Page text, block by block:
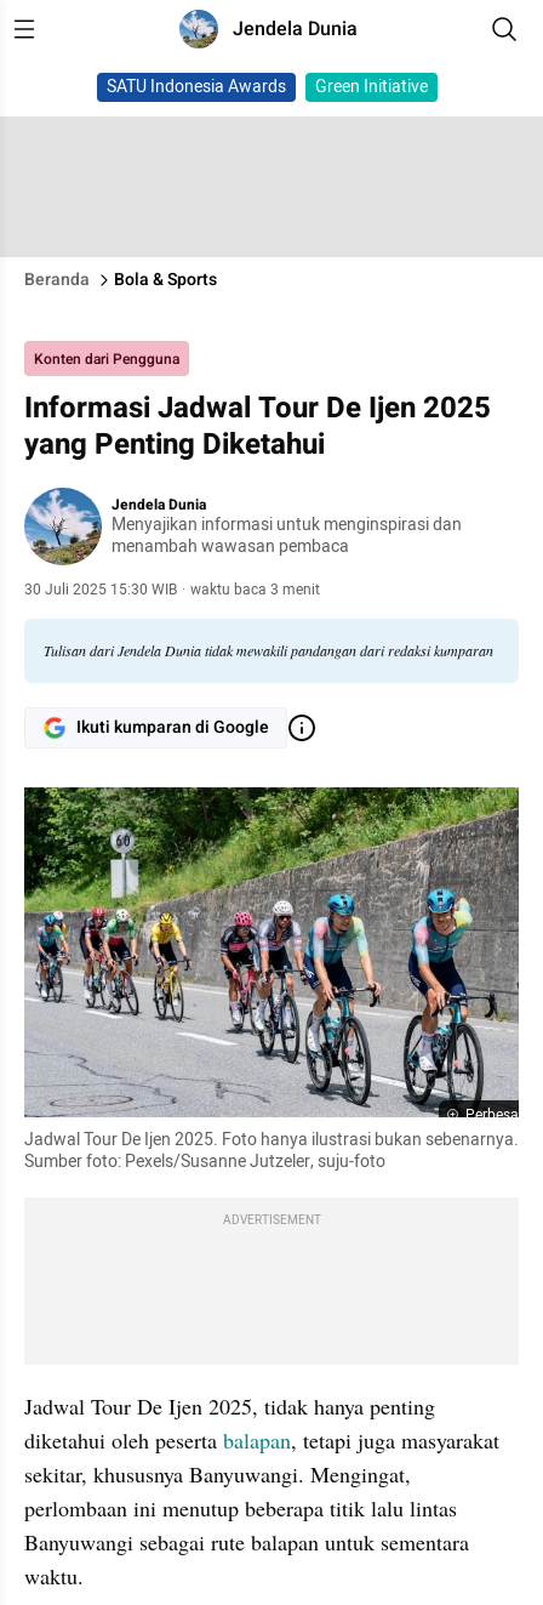
Jendela Dunia
SATU Indonesia Awards Green Initiative
Beranda Bola & Sports
Konten dari Pengguna
Informasi Jadwal Tour De Ijen 2025
yang Penting Diketahui
Jendela Dunia
Menyajikan informasi untuk menginspirasi dan
menambah wawasan pembaca
30 Juli 2025 15:30 WIB · waktu baca 3 menit
Tulisan dari Jendela Dunia tidak mewakili pandangan dari redaksi kumparan
Ikuti kumparan di Google
Perbesar
Jadwal Tour De Ijen 2025. Foto hanya ilustrasi bukan sebenarnya.
Sumber foto: Pexels/Susanne Jutzeler, suju-foto
ADVERTISEMENT
Jadwal Tour De Ijen 2025, tidak hanya penting
diketahui oleh peserta balapan, tetapi juga masyarakat
sekitar, khususnya Banyuwangi. Mengingat,
perlombaan ini menutup beberapa titik lalu lintas
Banyuwangi sebagai rute balapan untuk sementara
waktu.